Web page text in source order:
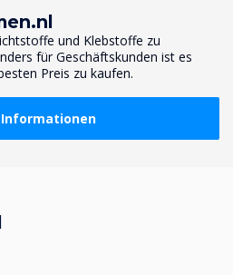
und Klebstoffe zu
für Geschäftskunden ist es
Preis zu kaufen.